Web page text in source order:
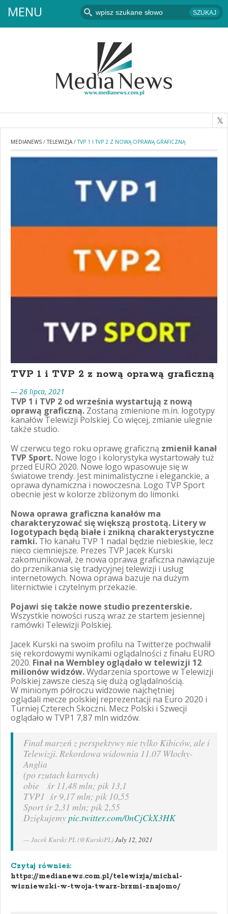
MENU
MEDIANEWS /TELEWIZJA/TVP 1 I TVP 2 Z NOWĄ OPRAWĄ GRAFICZNĄ
TVP 1 i TVP 2 z nową oprawą graficzną
— 26 lipca, 2021
TVP 1 i TVP 2 od września wystartują z nową
oprawą graficzną. Zostaną zmienione m.in. logotypy
kanałów Telewizji Polskiej. Co więcej, zmianie ulegnie
także studio.
W czerwcu tego roku oprawę graficzną zmienił kanał
TVP Sport. Nowe logo i kolorystyka wystartowały tuż
przed EURO 2020. Nowe logo wpasowuje się w
światowe trendy. Jest minimalistyczne i eleganckie, a
oprawa dynamiczna i nowoczesna. Logo TVP Sport
obecnie jest w kolorze zbliżonym do limonki.
Nowa oprawa graficzna kanałów ma
charakteryzować się większą prostotą. Litery w
logotypach będą białe i znikną charakterystyczne
ramki. Tło kanału TVP 1 nadal będzie niebieskie, lecz
nieco ciemniejsze. Prezes TVP Jacek Kurski
zakomunikował, że nowa oprawa graficzna nawiązuje
do przenikania się tradycyjnej telewizji i usług
internetowych. Nowa oprawa bazuje na dużym
liternictwie i czytelnym przekazie.
Pojawi się także nowe studio prezenterskie.
Wszystkie nowości ruszą wraz ze startem jesiennej
ramówki Telewizji Polskiej.
Jacek Kurski na swoim profilu na Twitterze pochwalił
się rekordowymi wynikami oglądalności z finału EURO
2020. Finał na Wembley oglądało w telewizji 12
milionów widzów.Wydarzenia sportowe w Telewizji
Polskiej zawsze cieszą się dużą oglądalnością.
W minionym półroczu widzowie najchętniej
oglądali mecze polskiej reprezentacji na Euro 2020 i
Turniej Czterech Skoczni. Mecz Polski i Szwecji
oglądało w TVP1 7,87 mln widzów.
Finał marzeń z perspektywy nie tylko Kibiców, ale i
Telewizji. Rekordowa widownia 11.07 Włochy-
Anglia
(po rzutach karnych)
obie śr 11,48 mln; pik 13,1
TVP1 śr 9,17 mln; pik 10,55
Sport śr 2,31 mln; pik 2,55
Dziękujemypic.twitter.com/0nCjCkX3HK
— Jacek Kurski PL (@KurskiPL)July 12, 2021
Czytaj również:
https://medianews.com.pl/telewizja/michal-
wisniewski-w-twoja-twarz-brzmi-znajomo/